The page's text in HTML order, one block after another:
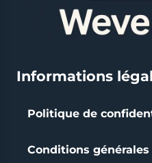
Informations
Politique de
Conditions